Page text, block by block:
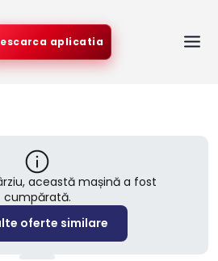
aplicatia
această mașină a fost
cumpărată.
oferte similare